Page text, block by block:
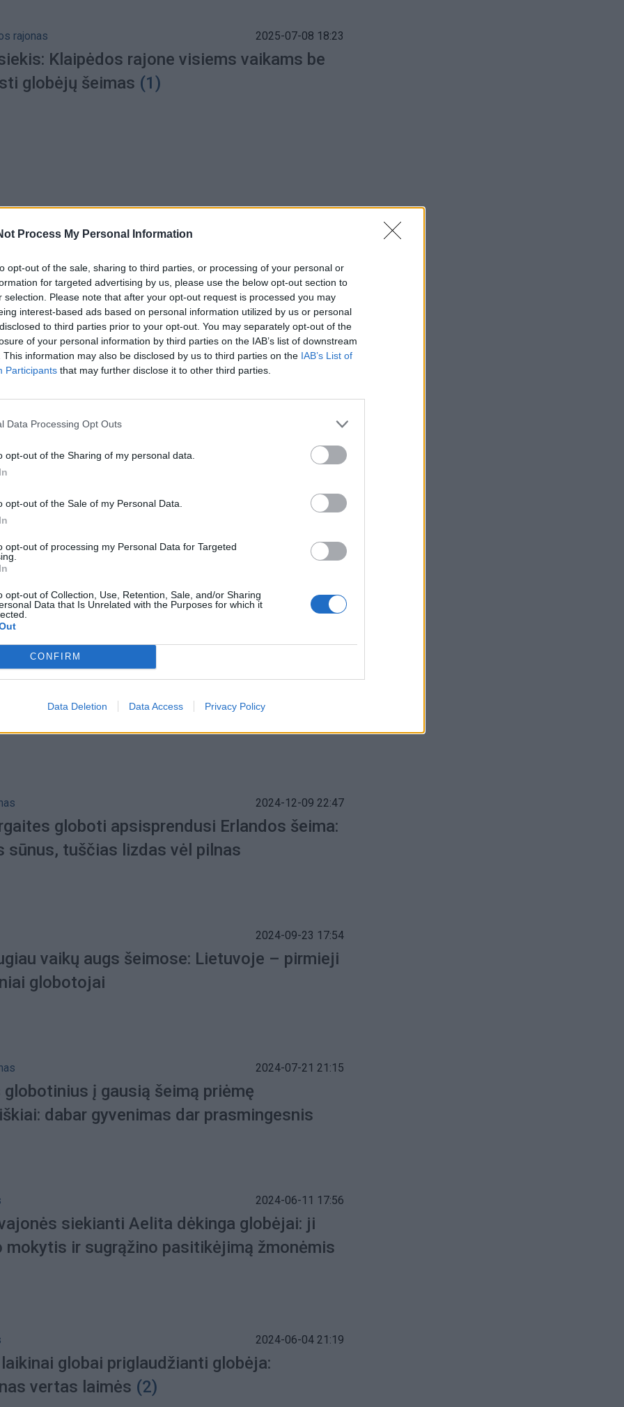
Process My Personal Information
opt-out of the sale, sharing to third parties, or processing of your personal or
for targeted advertising by us, please use the below opt-out section to
selection. Please note that after your opt-out request is processed you may
interest-based ads based on personal information utilized by us or personal
to third parties prior to your opt-out. You may separately opt-out of the
of your personal information by third parties on the IAB’s list of downstream
This information may also be disclosed by us to third parties on the IAB’s List of
Participants that may further disclose it to other third parties.
Data Processing Opt Outs
opt-out of the Sharing of my personal data.
opt-out of the Sale of my Personal Data.
opt-out of processing my Personal Data for Targeted
opt-out of Collection, Use, Retention, Sale, and/or Sharing
Data that Is Unrelated with the Purposes for which it
CONFIRM
Data Deletion Data Access Privacy Policy
rajonas 2025-07-08 18:23
Klaipėdos rajone visiems vaikams be
globėjų šeimas (1)
kabinetas – prieš idėją suvienodinti globėjų
atostogas anūkams prižiūrėti
2024-12-09 22:47
globoti apsisprendusi Erlandos šeima:
sūnus, tuščias lizdas vėl pilnas
2024-09-23 17:54
vaikų augs šeimose: Lietuvoje – pirmieji
globotojai
2024-07-21 21:15
globotinius į gausią šeimą priėmę
dabar gyvenimas dar prasmingesnis
2024-06-11 17:56
siekianti Aelita dėkinga globėjai: ji
mokytis ir sugrąžino pasitikėjimą žmonėmis
2024-06-04 21:19
globai priglaudžianti globėja:
vertas laimės (2)